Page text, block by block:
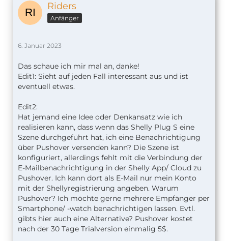
Riders
Anfänger
6. Januar 2023
Das schaue ich mir mal an, danke!
Edit1: Sieht auf jeden Fall interessant aus und ist
eventuell etwas.
Edit2:
Hat jemand eine Idee oder Denkansatz wie ich
realisieren kann, dass wenn das Shelly Plug S eine
Szene durchgeführt hat, ich eine Benachrichtigung
über Pushover versenden kann? Die Szene ist
konfiguriert, allerdings fehlt mit die Verbindung der
E-Mailbenachrichtigung in der Shelly App/ Cloud zu
Pushover. Ich kann dort als E-Mail nur mein Konto
mit der Shellyregistrierung angeben. Warum
Pushover? Ich möchte gerne mehrere Empfänger per
Smartphone/ -watch benachrichtigen lassen. Evtl.
gibts hier auch eine Alternative? Pushover kostet
nach der 30 Tage Trialversion einmalig 5$.